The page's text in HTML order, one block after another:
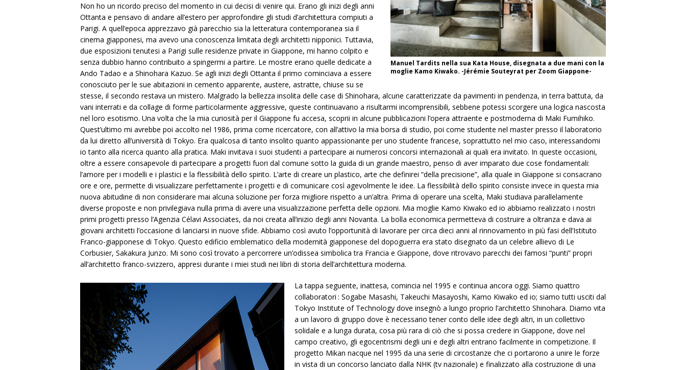
Manuel Tardits nella sua Kata House, disegnata a due mani con la
moglie Kamo Kiwako. -Jérémie Souteyrat per Zoom Giappone-
Non ho un ricordo preciso del momento in cui decisi di venire qui. Erano gli inizi degli anni
Ottanta e pensavo di andare all’estero per approfondire gli studi d’architettura compiuti a
Parigi. A quell’epoca apprezzavo già parecchio sia la letteratura contemporanea sia il
cinema giapponesi, ma avevo una conoscenza limitata degli architetti nipponici. Tuttavia,
due esposizioni tenutesi a Parigi sulle residenze private in Giappone, mi hanno colpito e
senza dubbio hanno contribuito a spingermi a partire. Le mostre erano quelle dedicate a
Ando Tadao e a Shinohara Kazuo. Se agli inizi degli Ottanta il primo cominciava a essere
conosciuto per le sue abitazioni in cemento apparente, austere, astratte, chiuse su se
stesse, il secondo restava un mistero. Malgrado la bellezza insolita delle case di Shinohara, alcune caratterizzate da pavimenti in pendenza, in terra battuta, da
vani interrati e da collage di forme particolarmente aggressive, queste continuavano a risultarmi incomprensibili, sebbene potessi scorgere una logica nascosta
nel loro esotismo. Una volta che la mia curiosità per il Giappone fu accesa, scoprii in alcune pubblicazioni l’opera attraente e postmoderna di Maki Fumihiko.
Quest’ultimo mi avrebbe poi accolto nel 1986, prima come ricercatore, con all’attivo la mia borsa di studio, poi come studente nel master presso il laboratorio
da lui diretto all’università di Tokyo. Era qualcosa di tanto insolito quanto appassionante per uno studente francese, soprattutto nel mio caso, interessandomi
io tanto alla ricerca quanto alla pratica. Maki invitava i suoi studenti a partecipare ai numerosi concorsi internazionali ai quali era invitato. In queste occasioni,
oltre a essere consapevole di partecipare a progetti fuori dal comune sotto la guida di un grande maestro, penso di aver imparato due cose fondamentali:
l’amore per i modelli e i plastici e la flessibilità dello spirito. L’arte di creare un plastico, arte che definirei “della precisione”, alla quale in Giappone si consacrano
ore e ore, permette di visualizzare perfettamente i progetti e di comunicare così agevolmente le idee. La flessibilità dello spirito consiste invece in questa mia
nuova abitudine di non considerare mai alcuna soluzione per forza migliore rispetto a un’altra. Prima di operare una scelta, Maki studiava parallelamente
diverse proposte e non privilegiava nulla prima di avere una visualizzazione perfetta delle opzioni. Mia moglie Kamo Kiwako ed io abbiamo realizzato i nostri
primi progetti presso l’Agenzia Célavi Associates, da noi creata all’inizio degli anni Novanta. La bolla economica permetteva di costruire a oltranza e dava ai
giovani architetti l’occasione di lanciarsi in nuove sfide. Abbiamo così avuto l’opportunità di lavorare per circa dieci anni al rinnovamento in più fasi dell’Istituto
Franco-giapponese di Tokyo. Questo edificio emblematico della modernità giapponese del dopoguerra era stato disegnato da un celebre allievo di Le
Corbusier, Sakakura Junzo. Mi sono così trovato a percorrere un’odissea simbolica tra Francia e Giappone, dove ritrovavo parecchi dei famosi “punti” propri
all’architetto franco-svizzero, appresi durante i miei studi nei libri di storia dell’architettura moderna.
La tappa seguente, inattesa, comincia nel 1995 e continua ancora oggi. Siamo quattro
collaboratori : Sogabe Masashi, Takeuchi Masayoshi, Kamo Kiwako ed io; siamo tutti usciti dal
Tokyo Institute of Technology dove insegnò a lungo proprio l’architetto Shinohara. Diamo vita
a un lavoro di gruppo dove è necessario tener conto delle idee degli altri, in un collettivo
solidale e a lunga durata, cosa più rara di ciò che si possa credere in Giappone, dove nel
campo creativo, gli egocentrismi degli uni e degli altri entrano facilmente in competizione. Il
progetto Mikan nacque nel 1995 da una serie di circostanze che ci portarono a unire le forze
in vista di un concorso lanciato dalla NHK (tv nazionale) e finalizzato alla costruzione di una